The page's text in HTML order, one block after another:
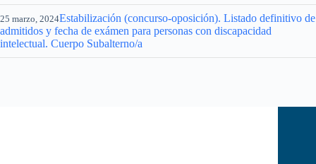
25 marzo, 2024Estabilización (concurso-oposición). Listado definitivo de
admitidos y fecha de exámen para personas con discapacidad
intelectual. Cuerpo Subalterno/a